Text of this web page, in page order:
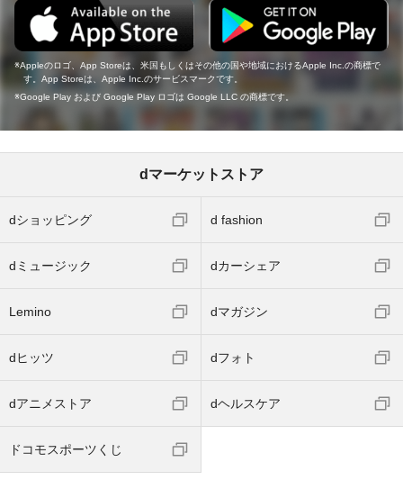
Appleのロゴ、App Storeは、米国もしくはその他の国や地域におけるApple Inc.の商標で
す。App Storeは、Apple Inc.のサービスマークです。
Google Play および Google Play ロゴは Google LLC の商標です。
dマーケットストア
dショッピング d fashion
dミュージック dカーシェア
Lemino dマガジン
dヒッツ dフォト
dアニメストア dヘルスケア
ドコモスポーツくじ